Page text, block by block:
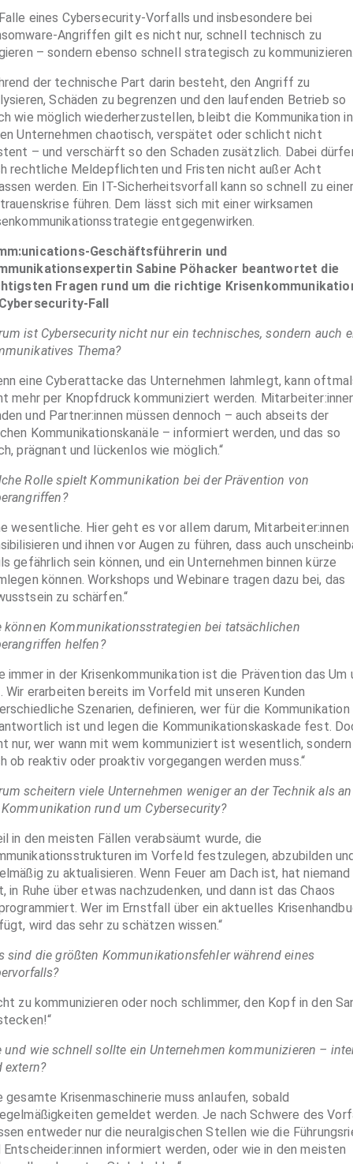
eines Cybersecurity-Vorfalls und insbesondere bei
Angriffen gilt es nicht nur, schnell technisch zu
– sondern ebenso schnell strategisch zu
der technische Part darin besteht, den Angriff zu
Schäden zu begrenzen und den laufenden Betrieb so
wie möglich wiederherzustellen, bleibt die Kommunikation in
Unternehmen chaotisch, verspätet oder schlicht nicht
– und verschärft so den Schaden zusätzlich. Dabei
rechtliche Meldepflichten und Fristen nicht außer Acht
werden. Ein IT-Sicherheitsvorfall kann so schnell zu einer
führen. Dem lässt sich mit einer wirksamen
entgegenwirken.
Geschäftsführerin und
Sabine Pöhacker beantwortet die
Fragen rund um die richtige
Fall
ist Cybersecurity nicht nur ein technisches, sondern auch
Thema?
eine Cyberattacke das Unternehmen lahmlegt, kann
mehr per Knopfdruck kommuniziert werden.
und Partner:innen müssen dennoch – auch abseits der
Kommunikationskanäle – informiert werden, und das so
prägnant und lückenlos wie möglich.“
Rolle spielt Kommunikation bei der Prävention von
wesentliche. Hier geht es vor allem darum, Mitarbeiter:innen
und ihnen vor Augen zu führen, dass auch
gefährlich sein können, und ein Unternehmen binnen kürze
können. Workshops und Webinare tragen dazu bei, das
zu schärfen.“
können Kommunikationsstrategien bei tatsächlichen
helfen?
immer in der Krisenkommunikation ist die Prävention das Um
Wir erarbeiten bereits im Vorfeld mit unseren Kunden
Szenarien, definieren, wer für die Kommunikation
ist und legen die Kommunikationskaskade fest.
nur, wer wann mit wem kommuniziert ist wesentlich, sondern
ob reaktiv oder proaktiv vorgegangen werden muss.“
scheitern viele Unternehmen weniger an der Technik als an
rund um Cybersecurity?
in den meisten Fällen verabsäumt wurde, die
im Vorfeld festzulegen, abzubilden
zu aktualisieren. Wenn Feuer am Dach ist, hat niemand
in Ruhe über etwas nachzudenken, und dann ist das Chaos
Wer im Ernstfall über ein aktuelles
wird das sehr zu schätzen wissen.“
sind die größten Kommunikationsfehler während eines
zu kommunizieren oder noch schlimmer, den Kopf in den
und wie schnell sollte ein Unternehmen kommunizieren –
extern?
gesamte Krisenmaschinerie muss anlaufen, sobald
gemeldet werden. Je nach Schwere des
entweder nur die neuralgischen Stellen wie die
Entscheider:innen informiert werden, oder wie in den meisten